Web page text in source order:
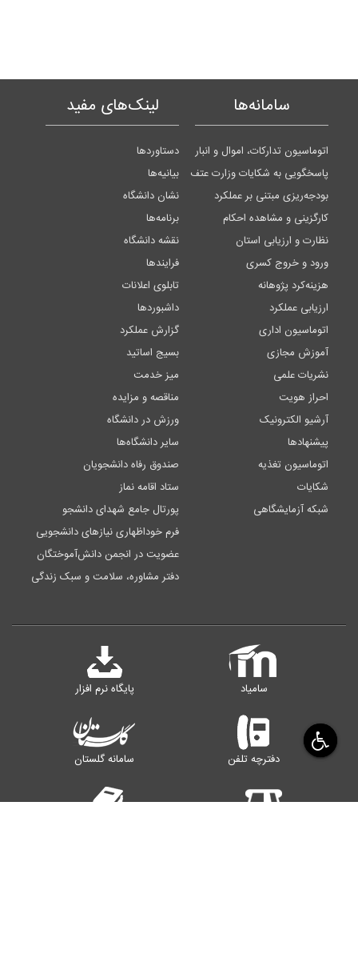
سامانه‌ها
اتوماسیون تدارکات، اموال و انبار
پاسخگویی به شکایات وزارت عتف
بودجه‌ریزی مبتنی بر عملکرد
کارگزینی و مشاهده احکام
نظارت و ارزیابی استان
ورود و خروج کسری
هزینه‌کرد پژوهانه
ارزیابی عملکرد
اتوماسیون اداری
آموزش مجازی
نشریات علمی
احراز هویت
آرشیو الکترونیک
پیشنهادها
اتوماسیون تغذیه
شکایات
شبکه آزمایشگاهی
لینک‌های مفید
دستاوردها
بیانیه‌ها
نشان دانشگاه
برنامه‌ها
نقشه دانشگاه
فرایندها
تابلوی اعلانات
داشبوردها
گزارش عملکرد
بسیج اساتید
میز خدمت
مناقصه و مزایده
ورزش در دانشگاه
سایر دانشگاه‌ها
صندوق رفاه دانشجویان
ستاد اقامه نماز
پورتال جامع شهدای دانشجو
فرم خوداظهاری نیازهای دانشجویی
عضویت در انجمن دانش‌آموختگان
دفتر مشاوره، سلامت و سبک زندگی
سامیاد پایگاه نرم افزار
دفترچه تلفن سامانه گلستان